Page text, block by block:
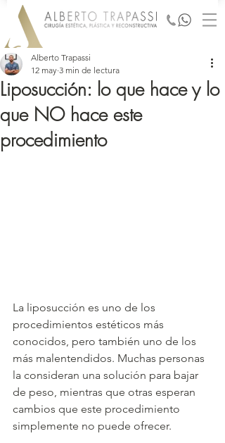
Liposucción: lo que hace y lo
que NO hace este
procedimiento
Alberto Trapassi
12 may 3 min de lectura
La liposucción es uno de los
procedimientos estéticos más
conocidos, pero también uno de los
más malentendidos. Muchas personas
la consideran una solución para bajar
de peso, mientras que otras esperan
cambios que este procedimiento
simplemente no puede ofrecer.